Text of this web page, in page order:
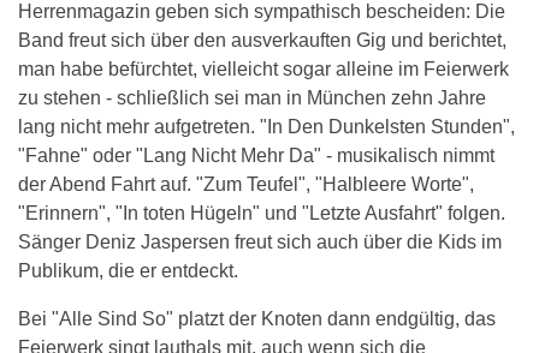
Herrenmagazin geben sich sympathisch bescheiden: Die
Band freut sich über den ausverkauften Gig und berichtet,
man habe befürchtet, vielleicht sogar alleine im Feierwerk
zu stehen - schließlich sei man in München zehn Jahre
lang nicht mehr aufgetreten. "In Den Dunkelsten Stunden",
"Fahne" oder "Lang Nicht Mehr Da" - musikalisch nimmt
der Abend Fahrt auf. "Zum Teufel", "Halbleere Worte",
"Erinnern", "In toten Hügeln" und "Letzte Ausfahrt" folgen.
Sänger Deniz Jaspersen freut sich auch über die Kids im
Publikum, die er entdeckt.
Bei "Alle Sind So" platzt der Knoten dann endgültig, das
Feierwerk singt lauthals mit, auch wenn sich die